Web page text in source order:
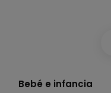
Bebé e infancia